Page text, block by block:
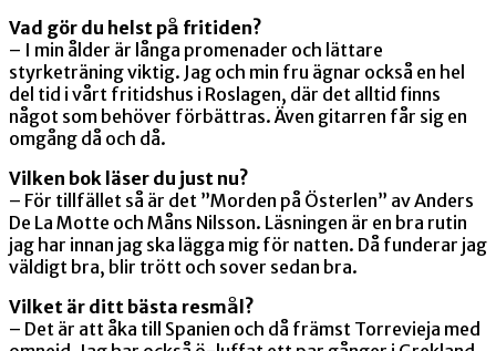
Vad gör du helst på fritiden?
– I min ålder är långa promenader och lättare
styrketräning viktig. Jag och min fru ägnar också en hel
del tid i vårt fritidshus i Roslagen, där det alltid finns
något som behöver förbättras. Även gitarren får sig en
omgång då och då.
Vilken bok läser du just nu?
– För tillfället så är det ”Morden på Österlen” av Anders
De La Motte och Måns Nilsson. Läsningen är en bra rutin
jag har innan jag ska lägga mig för natten. Då funderar jag
väldigt bra, blir trött och sover sedan bra.
Vilket är ditt bästa resmål?
– Det är att åka till Spanien och då främst Torrevieja med